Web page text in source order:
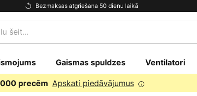
Bezmaksas atgriešana 50 dienu laikā
Gaismas spuldzes Ventilatori
precēm Apskati piedāvājumus